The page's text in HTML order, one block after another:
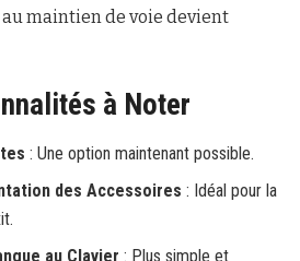
maintien de voie devient
à Noter
: Une option maintenant possible.
des Accessoires : Idéal pour la
au Clavier : Plus simple et